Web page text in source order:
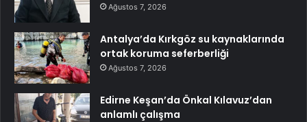
Ağustos 7, 2026
Antalya’da Kırkgöz su kaynaklarında
ortak koruma seferberliği
Ağustos 7, 2026
Edirne Keşan’da Önkal Kılavuz’dan
anlamlı çalışma